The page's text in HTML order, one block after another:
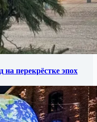
перекрёстке эпох